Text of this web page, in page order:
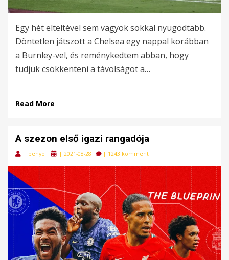
Egy hét elteltével sem vagyok sokkal nyugodtabb.
Döntetlen játszott a Chelsea egy nappal korábban
a Burnley-vel, és reménykedtem abban, hogy
tudjuk csökkenteni a távolságot a…
Read More
A szezon első igazi rangadója
| benyo
Posted
| 2021-08-28 | 1243 komment